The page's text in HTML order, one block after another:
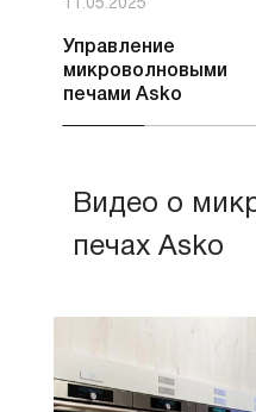
11.05.2025
Управление
микроволновыми
печами Asko
Видео о
печах Asko